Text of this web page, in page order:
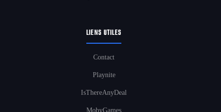
LIENS UTILES
Contact
Playnite
IsThereAnyDeal
MobyGames